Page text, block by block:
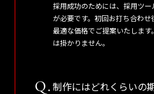
採用成功のためには、採用ツ
が必要です。初回お打ち合わ
最適な価格でご提案いたしま
は掛かりません。
制作にはどれくらいの